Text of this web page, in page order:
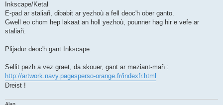
Inkscape/Ketal
E-pad ar staliañ, dibabit ar yezhoù a fell deoc'h ober ganto.
Gwell eo chom hep lakaat an holl yezhoù, pounner hag hir e vefe ar
staliañ.
Plijadur deoc'h gant Inkscape.
Sellit pezh a vez graet, da skouer, gant ar meziant-mañ :
http://artwork.navy.pagesperso-orange.fr/indexfr.html
Dreist !